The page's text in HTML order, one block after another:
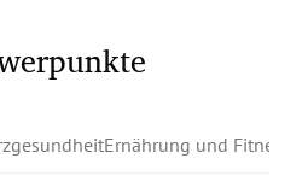
Ernährung und Fitness